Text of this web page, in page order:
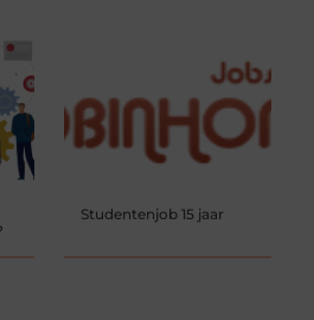
Studentenjob 15 jaar